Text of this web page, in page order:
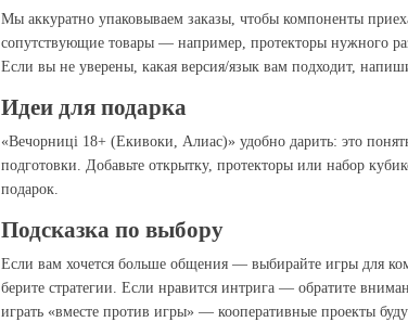
Мы аккуратно упаковываем заказы, чтобы компоненты
сопутствующие товары — например, протекторы нужного
Если вы не уверены, какая версия/язык вам подходит,
Идеи для подарка
«Вечорниці 18+ (Екивоки, Алиас)» удобно дарить: это
подготовки. Добавьте открытку, протекторы или набор
подарок.
Подсказка по выбору
Если вам хочется больше общения — выбирайте игры для
берите стратегии. Если нравится интрига — обратите
играть «вместе против игры» — кооперативные проекты